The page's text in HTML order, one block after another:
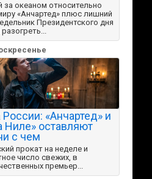
океаном относительно
«Анчартед» плюс лишний
Президентского дня
«Анчартед» и
Ниле» оставляют
с чем
прокат на неделе и
число свежих, в
премьер...